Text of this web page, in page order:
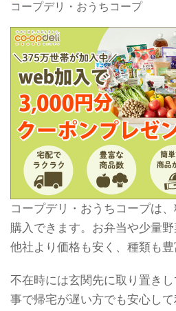
コープデリ・おうちコープ
コープデリ・おうちコープは
購入できます。お弁当や少量野
他社より価格も安く、種類も豊
不在時には玄関先に取り置き
事で帰宅が遅い方でも安心し